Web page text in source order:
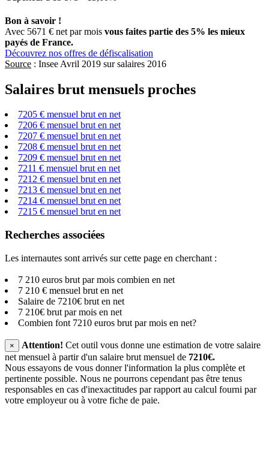
Bon à savoir !
Avec 5671 € net par mois vous faites partie des 5% les mieux
payés de France.
Découvrez nos offres de défiscalisation
Source : Insee Avril 2019 sur salaires 2016
Salaires brut mensuels proches
7205 € mensuel brut en net
7206 € mensuel brut en net
7207 € mensuel brut en net
7208 € mensuel brut en net
7209 € mensuel brut en net
7211 € mensuel brut en net
7212 € mensuel brut en net
7213 € mensuel brut en net
7214 € mensuel brut en net
7215 € mensuel brut en net
Recherches associées
Les internautes sont arrivés sur cette page en cherchant :
7 210 euros brut par mois combien en net
7 210 € mensuel brut en net
Salaire de 7210€ brut en net
7 210€ brut par mois en net
Combien font 7210 euros brut par mois en net?
× Attention! Cet outil vous donne une estimation de votre salaire
net mensuel à partir d'un salaire brut mensuel de 7210€.
Nous essayons de vous donner l'information la plus complète et
pertinente possible. Nous ne pourrons cependant pas être tenus
responsables en cas d'inexactitudes par rapport au calcul fourni par
votre employeur ou à votre fiche de paie.